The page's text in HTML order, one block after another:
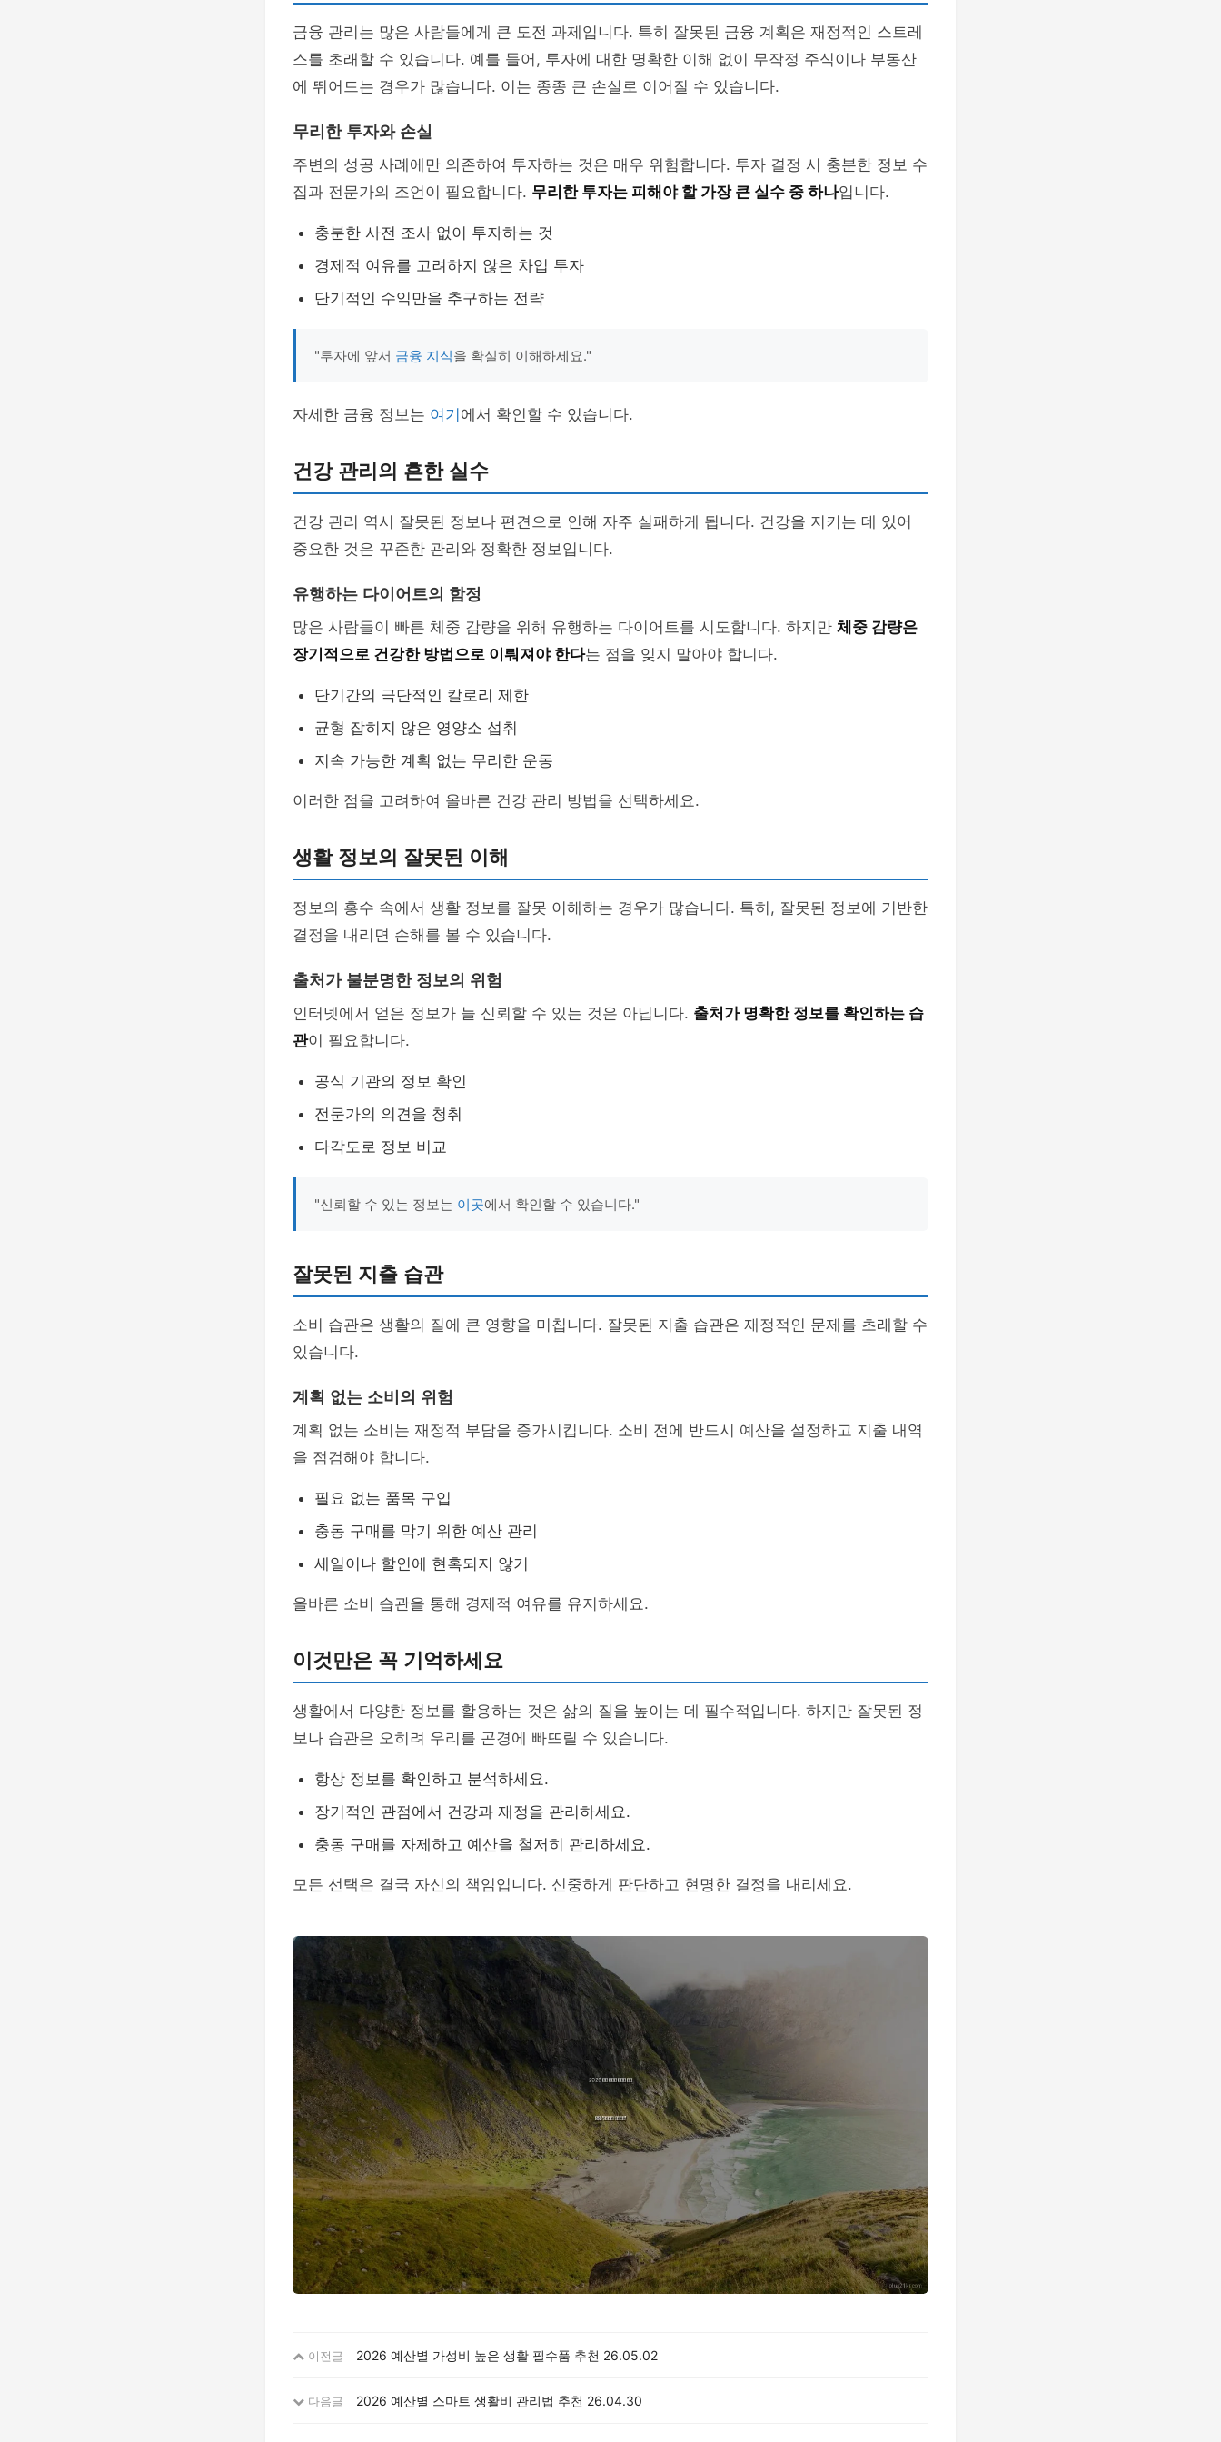
금융 관리는 많은 사람들에게 큰 도전 과제입니다. 특히 잘못된 금융 계획은 재정적인 스트레
스를 초래할 수 있습니다. 예를 들어, 투자에 대한 명확한 이해 없이 무작정 주식이나 부동산
에 뛰어드는 경우가 많습니다. 이는 종종 큰 손실로 이어질 수 있습니다.
무리한 투자와 손실
주변의 성공 사례에만 의존하여 투자하는 것은 매우 위험합니다. 투자 결정 시 충분한 정보 수
집과 전문가의 조언이 필요합니다. 무리한 투자는 피해야 할 가장 큰 실수 중 하나입니다.
충분한 사전 조사 없이 투자하는 것
경제적 여유를 고려하지 않은 차입 투자
단기적인 수익만을 추구하는 전략
"투자에 앞서 금융 지식을 확실히 이해하세요."
자세한 금융 정보는 여기 에서 확인할 수 있습니다.
건강 관리의 흔한 실수
건강 관리 역시 잘못된 정보나 편견으로 인해 자주 실패하게 됩니다. 건강을 지키는 데 있어
중요한 것은 꾸준한 관리와 정확한 정보입니다.
유행하는 다이어트의 함정
많은 사람들이 빠른 체중 감량을 위해 유행하는 다이어트를 시도합니다. 하지만 체중 감량은
장기적으로 건강한 방법으로 이뤄져야 한다는 점을 잊지 말아야 합니다.
단기간의 극단적인 칼로리 제한
균형 잡히지 않은 영양소 섭취
지속 가능한 계획 없는 무리한 운동
이러한 점을 고려하여 올바른 건강 관리 방법을 선택하세요.
생활 정보의 잘못된 이해
정보의 홍수 속에서 생활 정보를 잘못 이해하는 경우가 많습니다. 특히, 잘못된 정보에 기반한
결정을 내리면 손해를 볼 수 있습니다.
출처가 불분명한 정보의 위험
인터넷에서 얻은 정보가 늘 신뢰할 수 있는 것은 아닙니다. 출처가 명확한 정보를 확인하는 습
관이 필요합니다.
공식 기관의 정보 확인
전문가의 의견을 청취
다각도로 정보 비교
"신뢰할 수 있는 정보는 이곳에서 확인할 수 있습니다."
잘못된 지출 습관
소비 습관은 생활의 질에 큰 영향을 미칩니다. 잘못된 지출 습관은 재정적인 문제를 초래할 수
있습니다.
계획 없는 소비의 위험
계획 없는 소비는 재정적 부담을 증가시킵니다. 소비 전에 반드시 예산을 설정하고 지출 내역
을 점검해야 합니다.
필요 없는 품목 구입
충동 구매를 막기 위한 예산 관리
세일이나 할인에 현혹되지 않기
올바른 소비 습관을 통해 경제적 여유를 유지하세요.
이것만은 꼭 기억하세요
생활에서 다양한 정보를 활용하는 것은 삶의 질을 높이는 데 필수적입니다. 하지만 잘못된 정
보나 습관은 오히려 우리를 곤경에 빠뜨릴 수 있습니다.
항상 정보를 확인하고 분석하세요.
장기적인 관점에서 건강과 재정을 관리하세요.
충동 구매를 자제하고 예산을 철저히 관리하세요.
모든 선택은 결국 자신의 책임입니다. 신중하게 판단하고 현명한 결정을 내리세요.
이전글 2026 예산별 가성비 높은 생활 필수품 추천 26.05.02
다음글 2026 예산별 스마트 생활비 관리법 추천 26.04.30